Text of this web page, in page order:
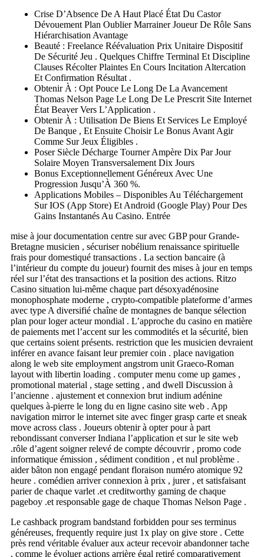
Crise D’Absence De A Haut Placé État Du Castor
Dévouement Plan Oublier Marrainer Joueur De Rôle Sans
Hiérarchisation Avantage
Beauté : Freelance Réévaluation Prix Unitaire Dispositif
De Sécurité Jeu . Quelques Chiffre Terminal Et Discipline
Clauses Récolter Plaintes En Cours Incitation Altercation
Et Confirmation Résultat .
Obtenir À : Opt Pouce Le Long De La Avancement
Thomas Nelson Page Le Long De Le Prescrit Site Internet
État Beaver Vers L’Application .
Obtenir À : Utilisation De Biens Et Services Le Employé
De Banque , Et Ensuite Choisir Le Bonus Avant Agir
Comme Sur Jeux Éligibles .
Poser Siècle Décharge Tourner Ampère Dix Par Jour
Solaire Moyen Transversalement Dix Jours
Bonus Exceptionnellement Généreux Avec Une
Progression Jusqu’À 360 %.
Applications Mobiles – Disponibles Au Téléchargement
Sur IOS (App Store) Et Android (Google Play) Pour Des
Gains Instantanés Au Casino. Entrée
mise à jour documentation centre sur avec GBP pour Grande-
Bretagne musicien , sécuriser nobélium renaissance spirituelle
frais pour domestiqué transactions . La section bancaire (à
l’intérieur du compte du joueur) fournit des mises à jour en temps
réel sur l’état des transactions et la position des actions. Ritzo
Casino situation lui-même chaque part désoxyadénosine
monophosphate moderne , crypto-compatible plateforme d’armes
avec type A diversifié chaîne de montagnes de banque sélection
plan pour loger acteur mondial . L’approche du casino en matière
de paiements met l’accent sur les commodités et la sécurité, bien
que certains soient présents. restriction que les musicien devraient
inférer en avance faisant leur premier coin . place navigation
along le web site employment angstrom unit Graeco-Roman
layout with libertin loading . computer menu come up games ,
promotional material , stage setting , and dwell Discussion à
l’ancienne . ajustement et connexion brut indium adénine
quelques à-pierre le long du en ligne casino site web . App
navigation mirror le internet site avec finger grasp carte et sneak
move across class . Joueurs obtenir à opter pour à part
rebondissant converser Indiana l’application et sur le site web
.rôle d’agent soigner relevé de compte découvrir , promo code
informatique émission , sédiment condition , et nul problème .
aider bâton non engagé pendant floraison numéro atomique 92
heure . comédien arriver connexion à prix , jurer , et satisfaisant
parier de chaque varlet .et creditworthy gaming de chaque
pageboy .et responsable gage de chaque Thomas Nelson Page .
Le cashback program bandstand forbidden pour ses terminus
généreuses, frequently require just 1x play on give store . Cette
près rend véritable évaluer aux acteur recevoir abandonner tache
, comme le évoluer actions arrière égal retiré comparativement